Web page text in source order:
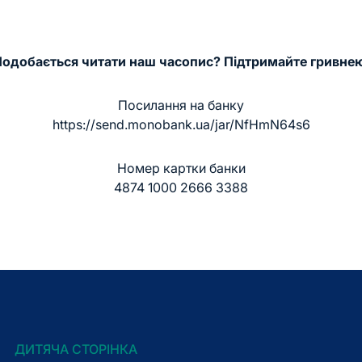
читати наш часопис? Підтримайте
Посилання на банку
https://send.monobank.ua/jar/NfHmN64s6
Номер картки банки
4874 1000 2666 3388
ДИТЯЧА СТОРІНКА